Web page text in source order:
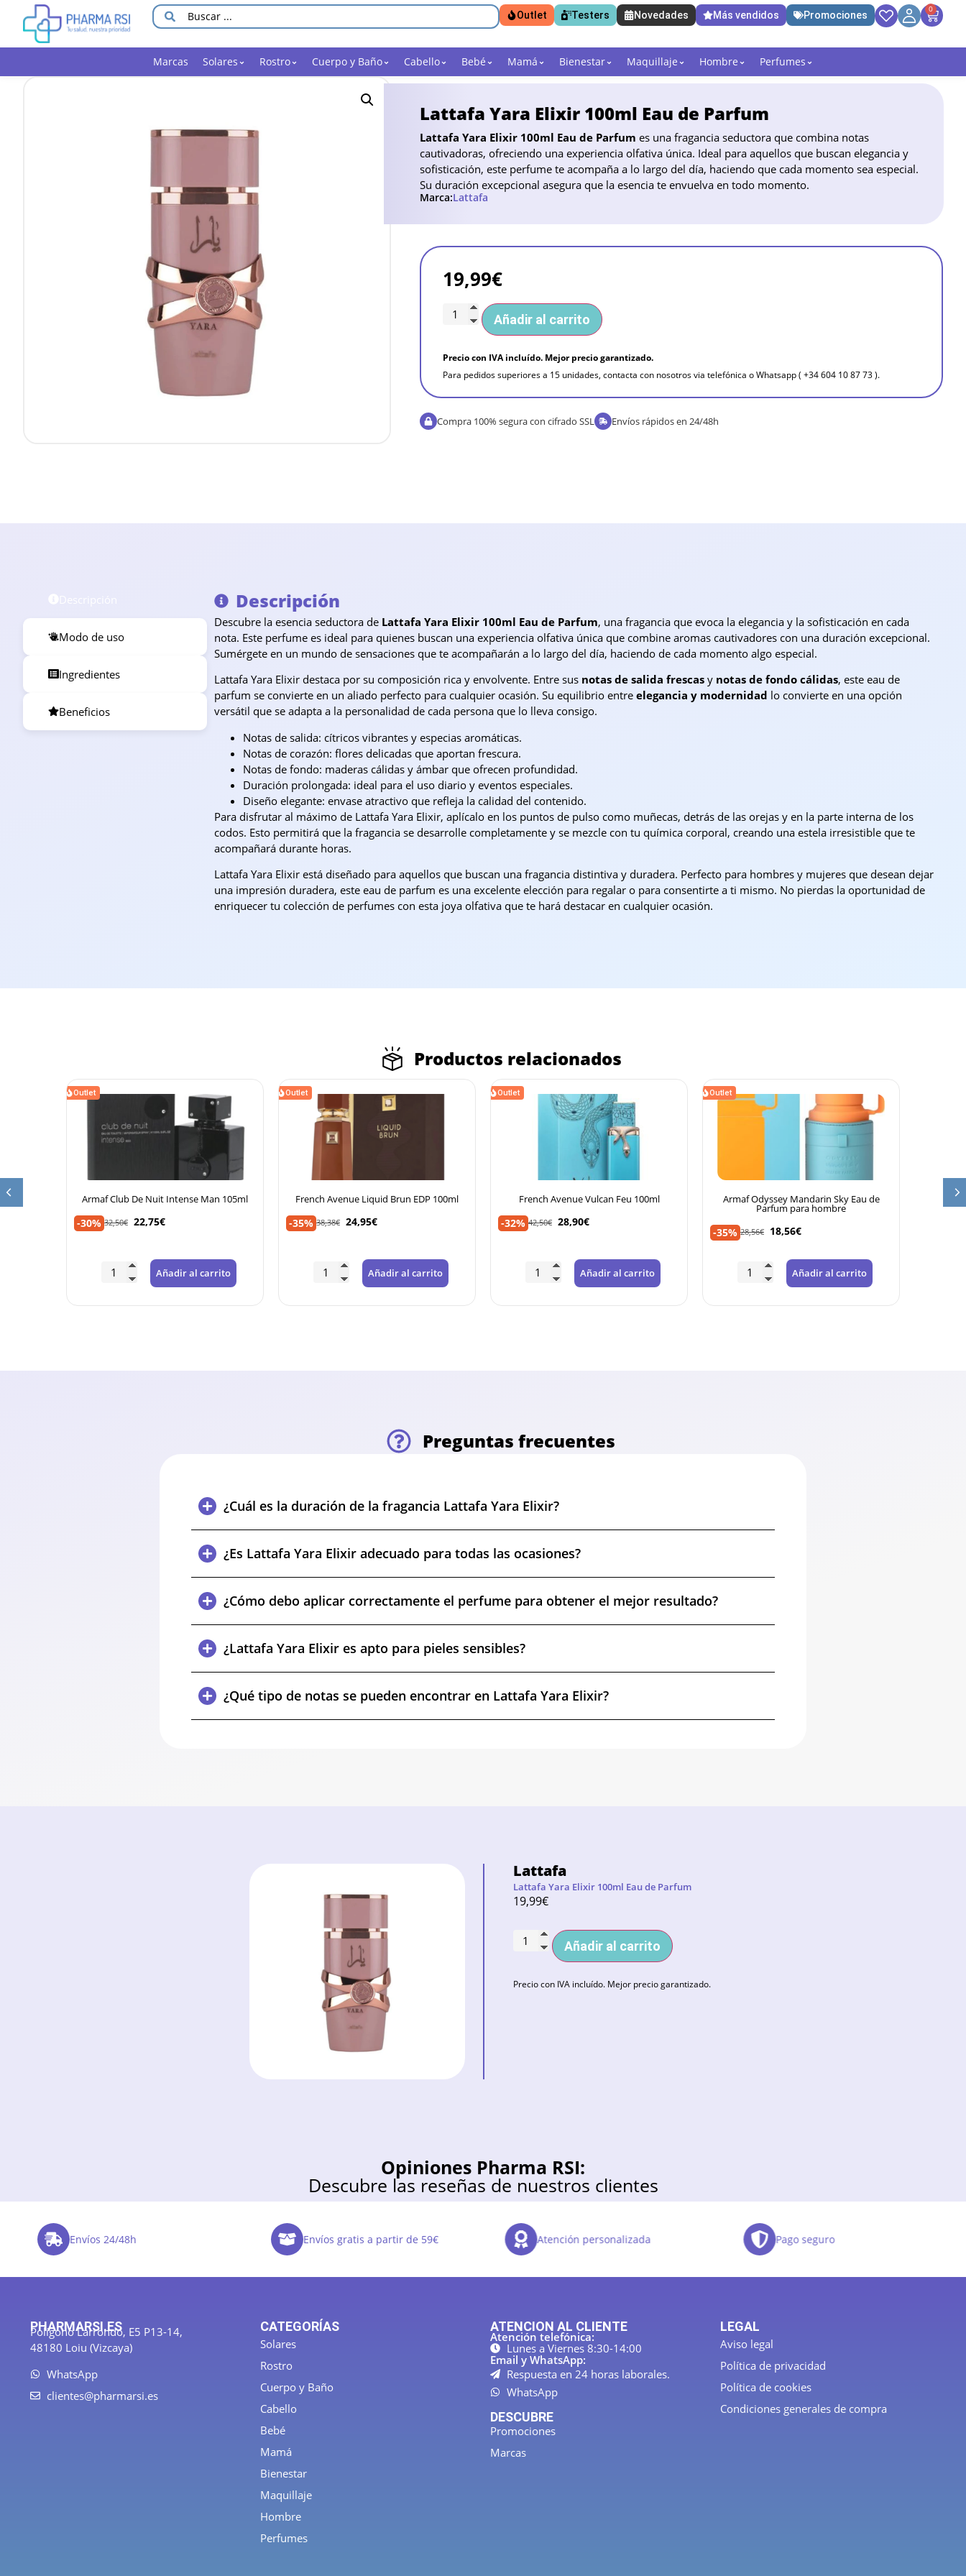
Outlet Testers Novedades Más vendidos Promociones
0
Marcas Solares Rostro Cuerpo y Baño Cabello Bebé Mamá Bienestar Maquillaje Hombre Perfumes
Lattafa Yara Elixir 100ml Eau de Parfum
Lattafa Yara Elixir 100ml Eau de Parfum es una fragancia seductora que combina notas
cautivadoras, ofreciendo una experiencia olfativa única. Ideal para aquellos que buscan elegancia y
sofisticación, este perfume te acompaña a lo largo del día, haciendo que cada momento sea especial.
Su duración excepcional asegura que la esencia te envuelva en todo momento.
Marca:Lattafa
19,99€
Añadir al carrito
Precio con IVA incluído. Mejor precio garantizado.
Para pedidos superiores a 15 unidades, contacta con nosotros via telefónica o Whatsapp ( +34 604 10 87 73 ).
Compra 100% segura con cifrado SSL Envíos rápidos en 24/48h
Modo de uso
Ingredientes
Beneficios
Descripción
Descubre la esencia seductora de Lattafa Yara Elixir 100ml Eau de Parfum, una fragancia que evoca la elegancia y la sofisticación en cada
nota. Este perfume es ideal para quienes buscan una experiencia olfativa única que combine aromas cautivadores con una duración excepcional.
Sumérgete en un mundo de sensaciones que te acompañarán a lo largo del día, haciendo de cada momento algo especial.
Lattafa Yara Elixir destaca por su composición rica y envolvente. Entre sus notas de salida frescas y notas de fondo cálidas, este eau de
parfum se convierte en un aliado perfecto para cualquier ocasión. Su equilibrio entre elegancia y modernidad lo convierte en una opción
versátil que se adapta a la personalidad de cada persona que lo lleva consigo.
Notas de salida: cítricos vibrantes y especias aromáticas.
Notas de corazón: flores delicadas que aportan frescura.
Notas de fondo: maderas cálidas y ámbar que ofrecen profundidad.
Duración prolongada: ideal para el uso diario y eventos especiales.
Diseño elegante: envase atractivo que refleja la calidad del contenido.
Para disfrutar al máximo de Lattafa Yara Elixir, aplícalo en los puntos de pulso como muñecas, detrás de las orejas y en la parte interna de los
codos. Esto permitirá que la fragancia se desarrolle completamente y se mezcle con tu química corporal, creando una estela irresistible que te
acompañará durante horas.
Lattafa Yara Elixir está diseñado para aquellos que buscan una fragancia distintiva y duradera. Perfecto para hombres y mujeres que desean dejar
una impresión duradera, este eau de parfum es una excelente elección para regalar o para consentirte a ti mismo. No pierdas la oportunidad de
enriquecer tu colección de perfumes con esta joya olfativa que te hará destacar en cualquier ocasión.
Productos relacionados
Armaf Club De Nuit Intense Man 105ml
€ 22,75€
Añadir al carrito
French Avenue Liquid Brun EDP 100ml
€ 24,95€
Añadir al carrito
French Avenue Vulcan Feu 100ml
€ 28,90€
Añadir al carrito
Armaf Odyssey Mandarin Sky Eau de
Parfum para hombre
€ 18,56€
Añadir al carrito
Outlet
Lattafa Yara for
Preguntas frecuentes
¿Cuál es la duración de la fragancia Lattafa Yara Elixir?
¿Es Lattafa Yara Elixir adecuado para todas las ocasiones?
¿Cómo debo aplicar correctamente el perfume para obtener el mejor resultado?
¿Lattafa Yara Elixir es apto para pieles sensibles?
¿Qué tipo de notas se pueden encontrar en Lattafa Yara Elixir?
Lattafa
Lattafa Yara Elixir 100ml Eau de Parfum
19,99€
Añadir al carrito
Precio con IVA incluído. Mejor precio garantizado.
Opiniones Pharma RSI:
Descubre las reseñas de nuestros clientes
Envíos 24/48h Envíos gratis a partir de 59€ Atención personalizada Pago seguro
PHARMARSI.ES
Polígono Larrondo, E5 P13-14,
48180 Loiu (Vizcaya)
WhatsApp
clientes@pharmarsi.es
CATEGORÍAS
Solares
Rostro
Cuerpo y Baño
Cabello
Bebé
Mamá
Bienestar
Maquillaje
Hombre
Perfumes
ATENCION AL CLIENTE
Atención telefónica:
Lunes a Viernes 8:30-14:00
Email y WhatsApp:
Respuesta en 24 horas laborales.
WhatsApp
DESCUBRE
Promociones
Marcas
LEGAL
Aviso legal
Política de privacidad
Política de cookies
Condiciones generales de compra